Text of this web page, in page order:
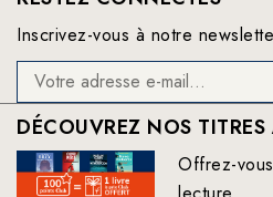
Inscrivez-vous à notre
DÉCOUVREZ NOS
Offrez-